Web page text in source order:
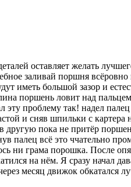
оставляет желать
заливай поршня всёровно
иметь большой зазор и
поршень ловит над
проблему так! надел
и сняв шпильки с
другую пока не притёр
палец всё это ччательно
ни грама порошка. После
на нём. Я сразу начал
месяц движок обкатался